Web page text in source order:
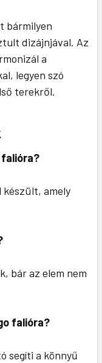
bármilyen
dizájnjával. Az
a
legyen szó
terekről.
falióra?
készült, amely
bár az elem nem
falióra?
segíti a könnyű